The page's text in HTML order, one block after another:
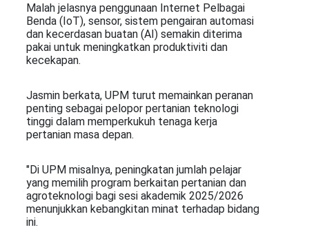
Malah jelasnya penggunaan Internet Pelbagai
Benda (IoT), sensor, sistem pengairan automasi
dan kecerdasan buatan (AI) semakin diterima
pakai untuk meningkatkan produktiviti dan
kecekapan.
Jasmin berkata, UPM turut memainkan peranan
penting sebagai pelopor pertanian teknologi
tinggi dalam memperkukuh tenaga kerja
pertanian masa depan.
"Di UPM misalnya, peningkatan jumlah pelajar
yang memilih program berkaitan pertanian dan
agroteknologi bagi sesi akademik 2025/2026
menunjukkan kebangkitan minat terhadap bidang
ini.